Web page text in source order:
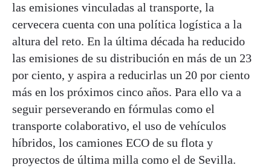
las emisiones vinculadas al transporte, la
cervecera cuenta con una política logística a la
altura del reto. En la última década ha reducido
las emisiones de su distribución en más de un 23
por ciento, y aspira a reducirlas un 20 por ciento
más en los próximos cinco años. Para ello va a
seguir perseverando en fórmulas como el
transporte colaborativo, el uso de vehículos
híbridos, los camiones ECO de su flota y
proyectos de última milla como el de Sevilla.